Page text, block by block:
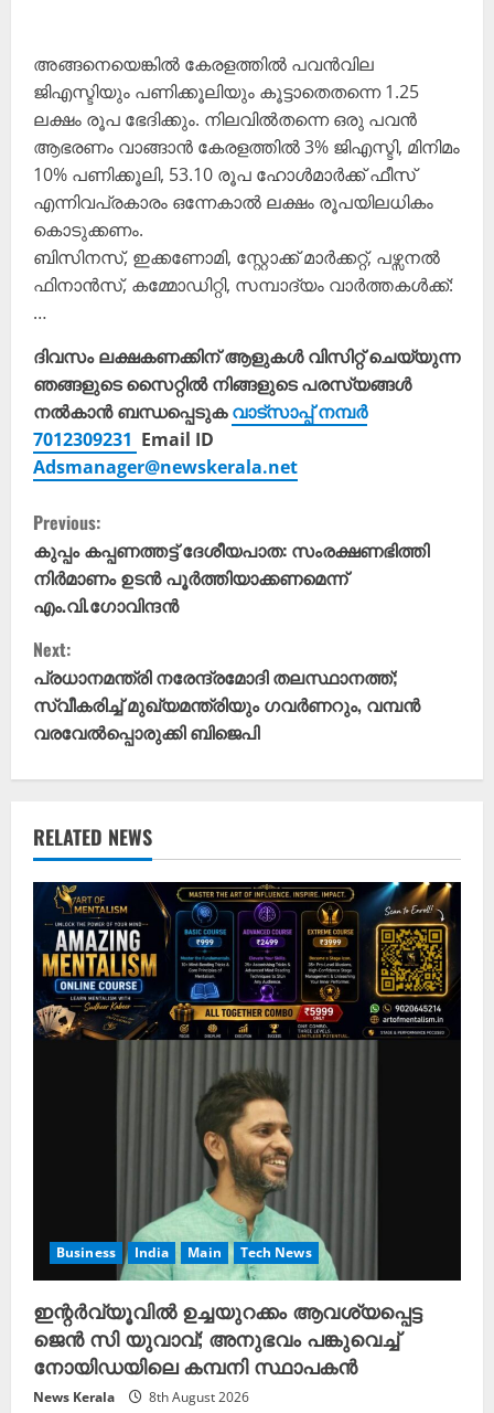
അങ്ങനെയെങ്കിൽ കേരളത്തിൽ പവൻവില
ജിഎസ്ടിയും പണിക്കൂലിയും കൂട്ടാതെതന്നെ 1.25
ലക്ഷം രൂപ ഭേദിക്കും. നിലവിൽതന്നെ ഒരു പവൻ
ആഭരണം വാങ്ങാൻ കേരളത്തിൽ 3% ജിഎസ്ടി, മിനിമം
10% പണിക്കൂലി, 53.10 രൂപ ഹോൾമാർക്ക് ഫീസ്
എന്നിവപ്രകാരം ഒന്നേകാൽ ലക്ഷം രൂപയിലധികം
കൊടുക്കണം.
ബിസിനസ്, ഇക്കണോമി, സ്റ്റോക്ക് മാർക്കറ്റ്, പഴ്സനൽ
ഫിനാൻസ്, കമ്മോഡിറ്റി, സമ്പാദ്യം വാർത്തകൾക്ക്:
…
ദിവസം ലക്ഷകണക്കിന് ആളുകൾ വിസിറ്റ് ചെയ്യുന്ന
ഞങ്ങളുടെ സൈറ്റിൽ നിങ്ങളുടെ പരസ്യങ്ങൾ
നൽകാൻ ബന്ധപ്പെടുകവാട്സാപ്പ് നമ്പർ
7012309231 Email ID
Adsmanager@newskerala.net
C
o
n
t
i
n
u
e
R
e
a
d
Previous:
കുപ്പം കപ്പണത്തട്ട് ദേശീയപാത: സംരക്ഷണഭിത്തി
നിർമാണം ഉടൻ പൂർത്തിയാക്കണമെന്ന്
എം.വി.ഗോവിന്ദൻ
Next:
പ്രധാനമന്ത്രി നരേന്ദ്രമോദി തലസ്ഥാനത്ത്;
സ്വീകരിച്ച് മുഖ്യമന്ത്രിയും ​ഗവർണറും, വമ്പൻ
വരവേൽപ്പൊരുക്കി ബിജെപി
RELATED NEWS
Business India Main Tech News
ഇന്റർവ്യൂവിൽ ഉച്ചയുറക്കം ആവശ്യപ്പെട്ട
ജെൻ സി യുവാവ്; അനുഭവം പങ്കുവെച്ച്
നോയിഡയിലെ കമ്പനി സ്ഥാപകൻ
News Kerala 8th August 2026